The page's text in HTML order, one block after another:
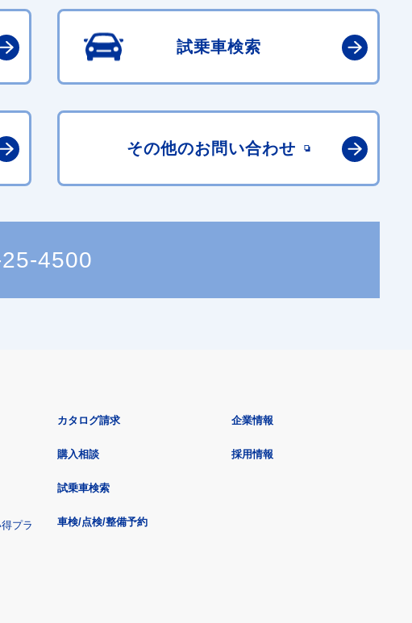
試乗車検索
その他のお問い合わせ
4500
プラ
カタログ請求
購入相談
試乗車検索
車検/点検/整備予約
企業情報
採用情報